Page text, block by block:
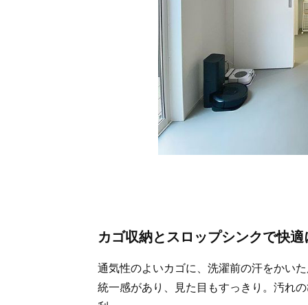
カゴ収納とスロップシンクで快適
通気性のよいカゴに、洗濯前の汗をかい
統一感があり、見た目もすっきり。汚れ